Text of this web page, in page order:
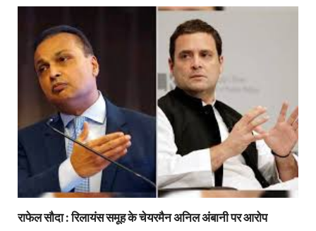
राफेल सौदा : रिलायंस समूह के चेयरमैन अनिल अंबानी पर आरोप